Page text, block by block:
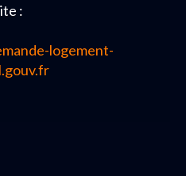
:
logement-